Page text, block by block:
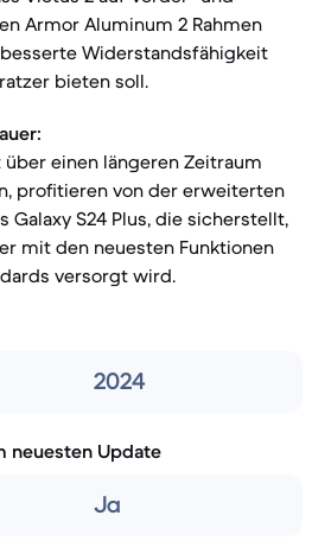
Armor Aluminum 2 Rahmen
Widerstandsfähigkeit
bieten soll.
über einen längeren Zeitraum
profitieren von der erweiterten
Galaxy S24 Plus, die sicherstellt,
mit den neuesten Funktionen
versorgt wird.
2024
neuesten Update
Ja